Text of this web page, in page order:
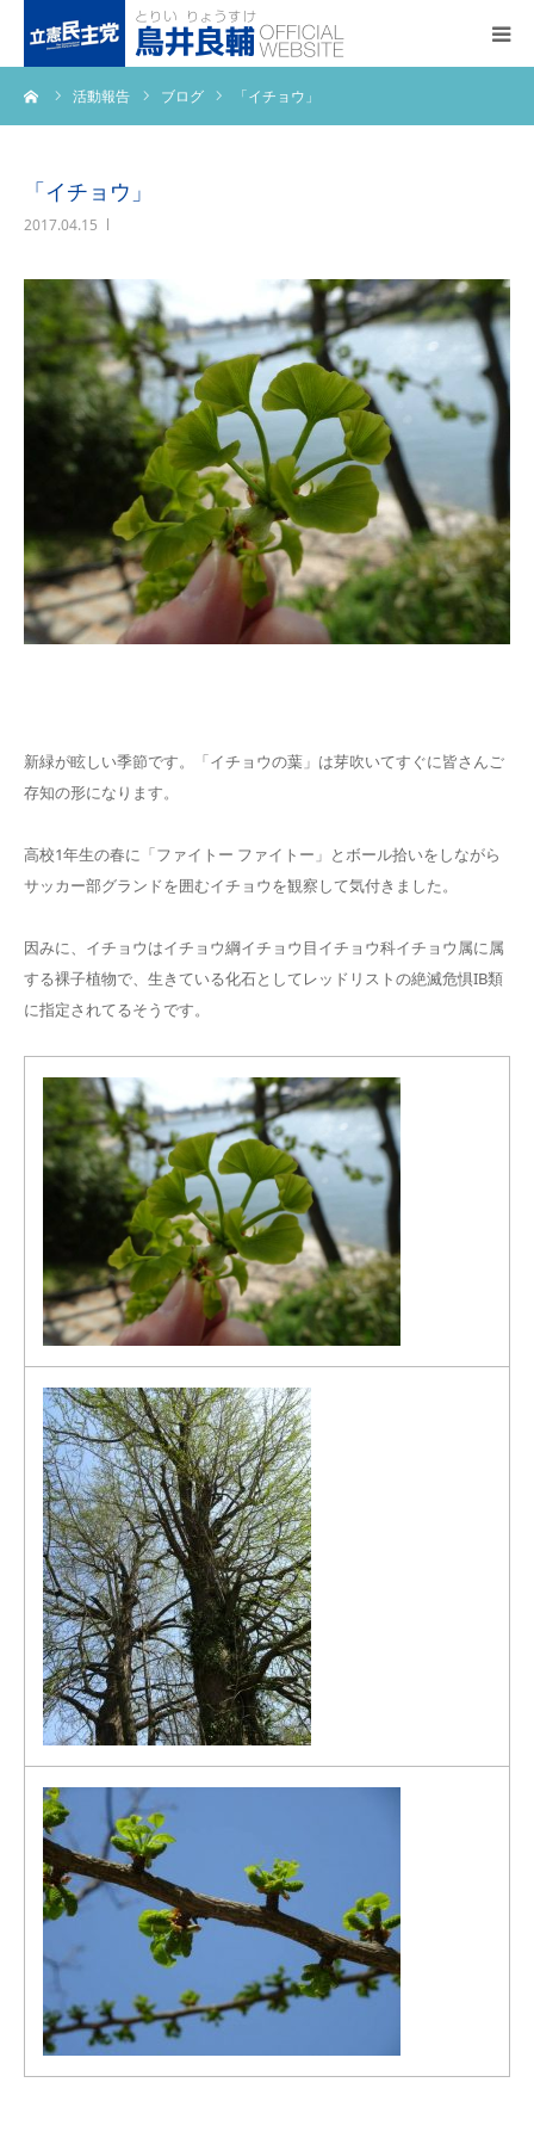
活動報告 ブログ 「イチョウ」
「イチョウ」
2017.04.15
新緑が眩しい季節です。「イチョウの葉」は芽吹いてすぐに皆さんご
存知の形になります。
高校1年生の春に「ファイトー ファイトー」とボール拾いをしながら
サッカー部グランドを囲むイチョウを観察して気付きました。
因みに、イチョウはイチョウ綱イチョウ目イチョウ科イチョウ属に属
する裸子植物で、生きている化石としてレッドリストの絶滅危惧IB類
に指定されてるそうです。
トップページ
プロフィール
事務所アクセス
活動報告